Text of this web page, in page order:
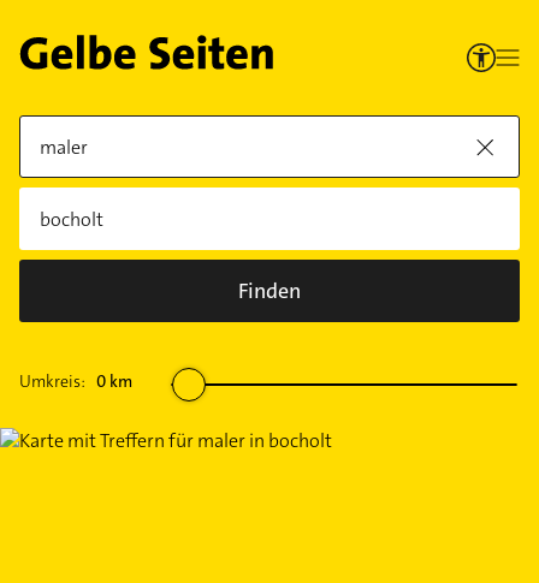
Finden
Umkreis: 0 km